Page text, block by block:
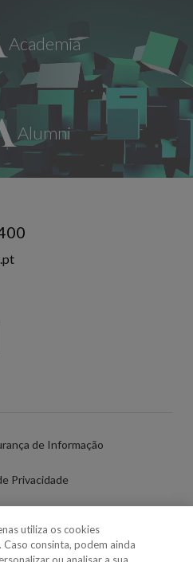
de Informação
Privacidade
de Cookies
utiliza os cookies
Caso consinta, podem ainda